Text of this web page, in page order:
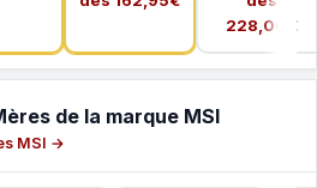
228,00€
de la marque MSI
MSI →